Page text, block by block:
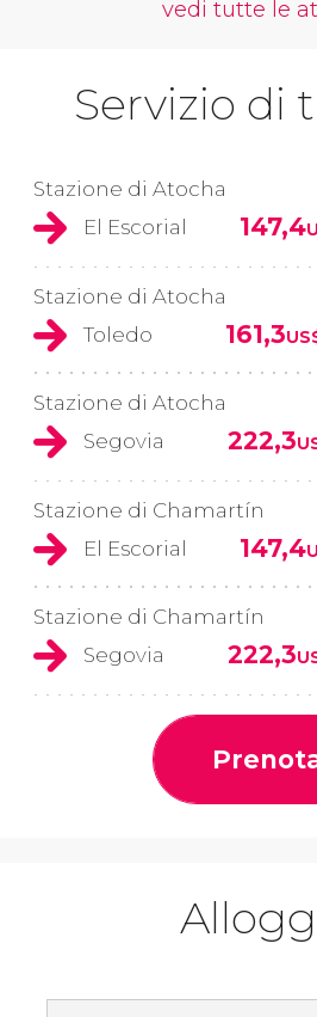
vedi tutte le
Servizio di
Stazione di Atocha
El Escorial
147,4
Stazione di Atocha
Toledo
161,3
Stazione di Atocha
Segovia
222,3
Stazione di Chamartín
El Escorial
147,4
Stazione di Chamartín
Segovia
222,3